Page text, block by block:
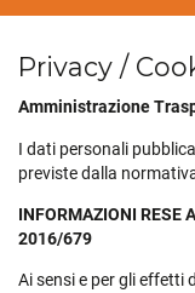
Privacy /
Amministrazione
I dati personali
previste dalla
INFORMAZIONI RESE
2016/679
Ai sensi e per gli effetti